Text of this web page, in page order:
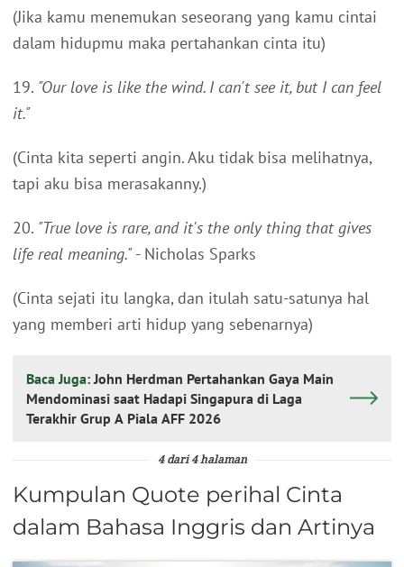
(Jika kamu menemukan seseorang yang kamu cintai
dalam hidupmu maka pertahankan cinta itu)
19. "Our love is like the wind. I can't see it, but I can feel
it."
(Cinta kita seperti angin. Aku tidak bisa melihatnya,
tapi aku bisa merasakanny.)
20. "True love is rare, and it's the only thing that gives
life real meaning."- Nicholas Sparks
(Cinta sejati itu langka, dan itulah satu-satunya hal
yang memberi arti hidup yang sebenarnya)
Baca Juga: John Herdman Pertahankan Gaya Main
Mendominasi saat Hadapi Singapura di Laga
Terakhir Grup A Piala AFF 2026
4 dari 4 halaman
Kumpulan Quote perihal Cinta
dalam Bahasa Inggris dan Artinya